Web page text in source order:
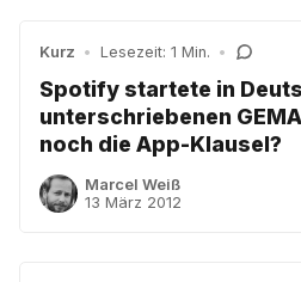
Kurz • Lesezeit: 1 Min. •
Spotify startete in
unterschriebenen
noch die App-Klausel?
Marcel Weiß
13 März 2012